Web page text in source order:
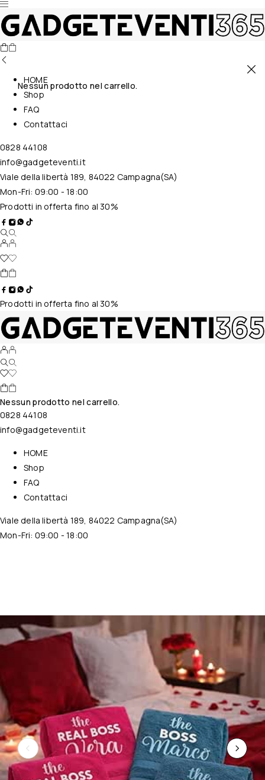
Nessun prodotto nel carrello.
HOME
Shop
FAQ
Contattaci
0828 44108
info@gadgeteventi.it
Viale della libertà 189, 84022 Campagna(SA)
Mon-Fri: 09:00 - 18:00
Prodotti in offerta fino al 30%
Prodotti in offerta fino al 30%
Nessun prodotto nel carrello.
0828 44108
info@gadgeteventi.it
HOME
Shop
FAQ
Contattaci
Viale della libertà 189, 84022 Campagna(SA)
Mon-Fri: 09:00 - 18:00